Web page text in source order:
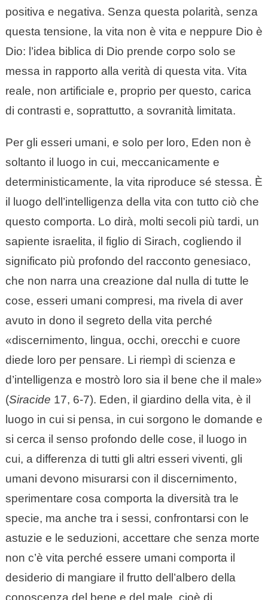
positiva e negativa. Senza questa polarità, senza
questa tensione, la vita non è vita e neppure Dio è
Dio: l’idea biblica di Dio prende corpo solo se
messa in rapporto alla verità di questa vita. Vita
reale, non artificiale e, proprio per questo, carica
di contrasti e, soprattutto, a sovranità limitata.
Per gli esseri umani, e solo per loro, Eden non è
soltanto il luogo in cui, meccanicamente e
deterministicamente, la vita riproduce sé stessa. È
il luogo dell’intelligenza della vita con tutto ciò che
questo comporta. Lo dirà, molti secoli più tardi, un
sapiente israelita, il figlio di Sirach, cogliendo il
significato più profondo del racconto genesiaco,
che non narra una creazione dal nulla di tutte le
cose, esseri umani compresi, ma rivela di aver
avuto in dono il segreto della vita perché
«discernimento, lingua, occhi, orecchi e cuore
diede loro per pensare. Li riempì di scienza e
d’intelligenza e mostrò loro sia il bene che il male»
(Siracide 17, 6-7). Eden, il giardino della vita, è il
luogo in cui si pensa, in cui sorgono le domande e
si cerca il senso profondo delle cose, il luogo in
cui, a differenza di tutti gli altri esseri viventi, gli
umani devono misurarsi con il discernimento,
sperimentare cosa comporta la diversità tra le
specie, ma anche tra i sessi, confrontarsi con le
astuzie e le seduzioni, accettare che senza morte
non c’è vita perché essere umani comporta il
desiderio di mangiare il frutto dell’albero della
conoscenza del bene e del male, cioè di